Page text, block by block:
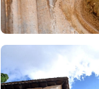
gàrgoles.
una teulada de
Entre els